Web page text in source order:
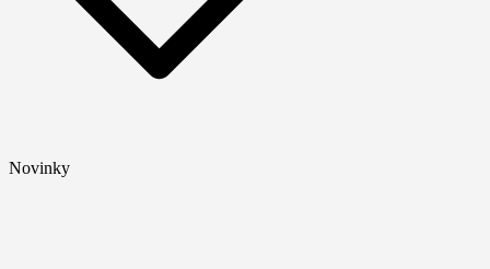
Novinky